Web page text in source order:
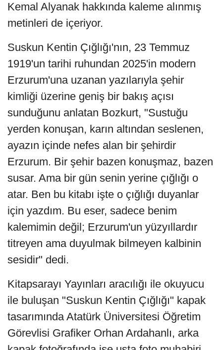
Kemal Alyanak hakkında kaleme alınmış
metinleri de içeriyor.
Suskun Kentin Çığlığı'nın, 23 Temmuz
1919'un tarihi ruhundan 2025'in modern
Erzurum'una uzanan yazılarıyla şehir
kimliği üzerine geniş bir bakış açısı
sunduğunu anlatan Bozkurt, "Sustuğu
yerden konuşan, karın altından seslenen,
ayazın içinde nefes alan bir şehirdir
Erzurum. Bir şehir bazen konuşmaz, bazen
susar. Ama bir gün senin yerine çığlığı o
atar. Ben bu kitabı işte o çığlığı duyanlar
için yazdım. Bu eser, sadece benim
kalemimin değil; Erzurum'un yüzyıllardır
titreyen ama duyulmak bilmeyen kalbinin
sesidir" dedi.
Kitapsarayı Yayınları aracılığı ile okuyucu
ile buluşan "Suskun Kentin Çığlığı" kapak
tasarımında Atatürk Üniversitesi Öğretim
Görevlisi Grafiker Orhan Ardahanlı, arka